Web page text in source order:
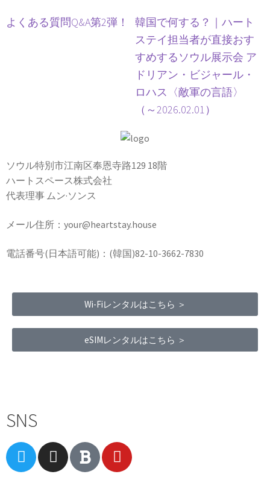
よくある質問Q&A第2弾！
韓国で何する？｜ハート
ステイ担当者が直接おす
すめするソウル展示会 ア
ドリアン・ビジャール・
ロハス〈敵軍の言語〉
（～2026.02.01）
ソウル特別市江南区奉恩寺路129 18階
ハートスペース株式会社
代表理事 ムン·ソンス
メール住所：your@heartstay.house
電話番号(日本語可能)：(韓国)82-10-3662-7830
Wi-Fiレンタルはこちら ＞
eSIMレンタルはこちら ＞
SNS